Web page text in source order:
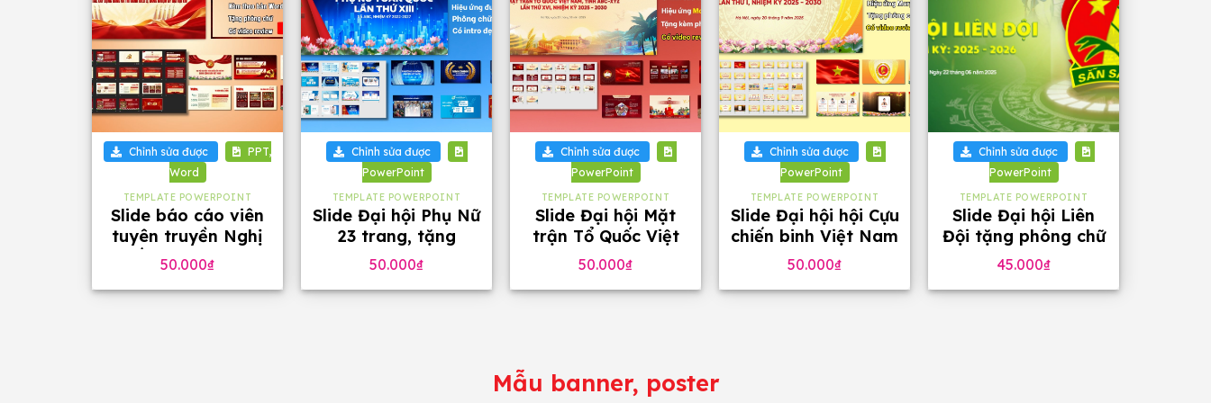
+
Chỉnh sửa được
PPT,
Word
TEMPLATE POWERPOINT
Slide báo cáo viên
tuyên truyền Nghị
quyết Đại hội 14 của
50.000₫
+
Chỉnh sửa được
PowerPoint
TEMPLATE POWERPOINT
Slide Đại hội Phụ Nữ
23 trang, tặng
phông chữ
50.000₫
+
Chỉnh sửa được
PowerPoint
TEMPLATE POWERPOINT
Slide Đại hội Mặt
trận Tổ Quốc Việt
Nam tặng phông
50.000₫
+
Chỉnh sửa được
PowerPoint
TEMPLATE POWERPOINT
Slide Đại hội hội Cựu
chiến binh Việt Nam
46 trang, tặng
50.000₫
+
Chỉnh sửa được
PowerPoint
TEMPLATE POWERPOINT
Slide Đại hội Liên
Đội tặng phông chữ
đẹp
45.000₫
Mẫu banner, poster